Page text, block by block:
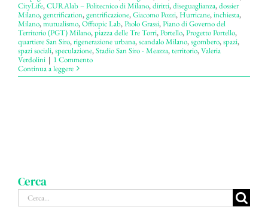
CityLife,CURAlab – Politecnico di Milano,diritti,diseguaglianza,dossier
Milano,gentrification,gentrificazione,Giacomo Pozzi,Hurricane,inchiesta,
Milano,mutualismo,Offtopic Lab,Paolo Grassi,Piano di Governo del
Territorio (PGT) Milano,piazza delle Tre Torri,Portello,Progetto Portello,
quartiere San Siro,rigenerazione urbana,scandalo Milano,sgombero,spazi,
spazi sociali,speculazione,Stadio San Siro - Meazza,territorio,Valeria
Verdolini | 1 Commento
Continua a leggere
Cerca
Cerca
per: